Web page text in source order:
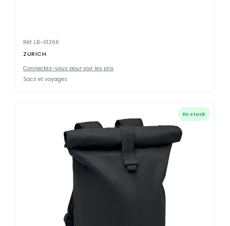
Réf. LB-01266
ZURICH
Connectez-vous pour voir les prix
Sacs et voyages
En stock